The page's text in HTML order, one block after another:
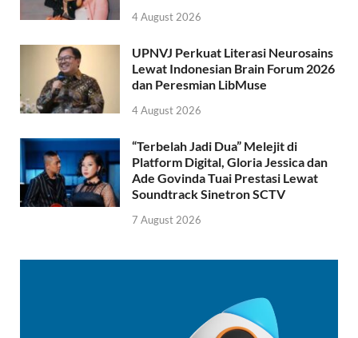
4 August 2026
UPNVJ Perkuat Literasi Neurosains
Lewat Indonesian Brain Forum 2026
dan Peresmian LibMuse
4 August 2026
“Terbelah Jadi Dua” Melejit di
Platform Digital, Gloria Jessica dan
Ade Govinda Tuai Prestasi Lewat
Soundtrack Sinetron SCTV
7 August 2026